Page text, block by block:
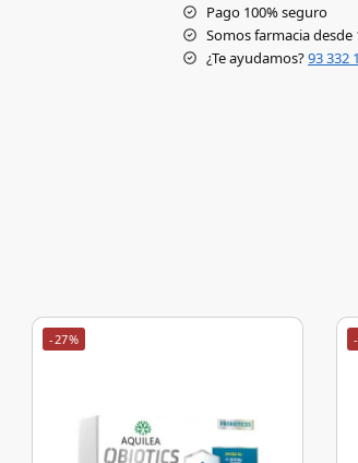
Pago 100% seguro
Somos farmacia desde
¿Te ayudamos?93 332
-27%